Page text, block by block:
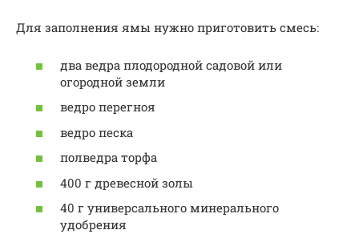
Для заполнения ямы нужно приготовить смесь:
два ведра плодородной садовой или
огородной земли
ведро перегноя
ведро песка
полведра торфа
400 г древесной золы
40 г универсального минерального
удобрения